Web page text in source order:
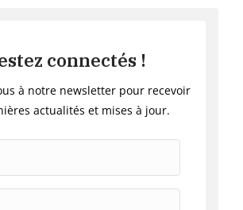
connectés !
à notre newsletter pour recevoir
actualités et mises à jour.